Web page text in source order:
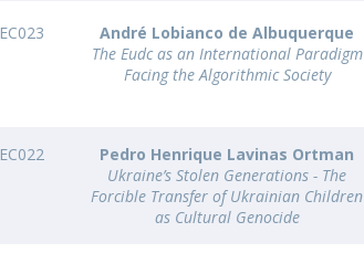
EC023
André Lobianco de Albuquerque
The Eudc as an International Paradigm
Facing the Algorithmic Society
EC022
Pedro Henrique Lavinas Ortman
Ukraine’s Stolen Generations - The
Forcible Transfer of Ukrainian Children
as Cultural Genocide